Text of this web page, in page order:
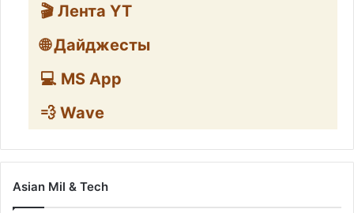
🎬 Лента YT
🌐 Дайджесты
💻 MS App
💨 Wave
Asian Mil & Tech